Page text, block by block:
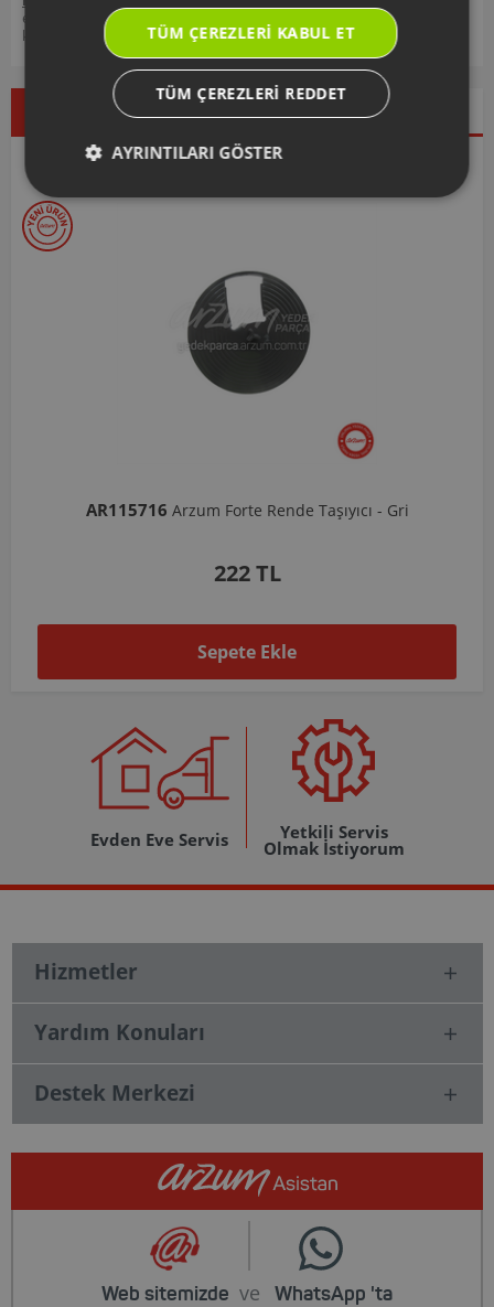
edebilir, ürünlerinizi ekleyip, yedek parça ve garanti bilgilerine
kolayca erişebilirsiniz.
Seçtiklerimiz
AR103206Arzum Shake'N Take Doğrayıcı Hazne 570 Ml-Koyu Gri
1.037 TL
Sepete Ekle
Evden Eve Servis Yetkili Servis
Olmak İstiyorum
Hizmetler
Yardım Konuları
Destek Merkezi
Web sitemizde ve WhatsApp 'ta
TÜM ÇEREZLERI KABUL ET
TÜM ÇEREZLERI REDDET
AYRINTILARI GÖSTER